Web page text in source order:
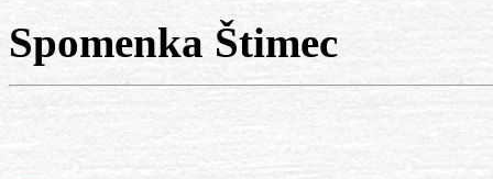
Spomenka Štimec